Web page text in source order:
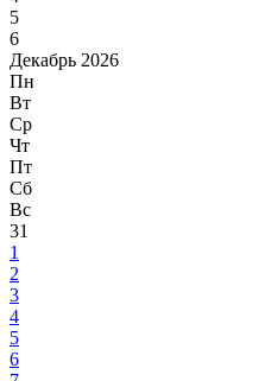
5
6
Декабрь 2026
Пн
Вт
Ср
Чт
Пт
Сб
Вс
31
1
2
3
4
5
6